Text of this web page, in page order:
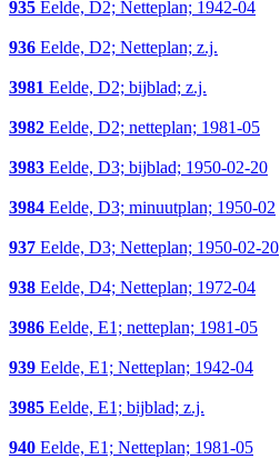
935 Eelde, D2; Netteplan; 1942-04
936 Eelde, D2; Netteplan; z.j.
3981 Eelde, D2; bijblad; z.j.
3982 Eelde, D2; netteplan; 1981-05
3983 Eelde, D3; bijblad; 1950-02-20
3984 Eelde, D3; minuutplan; 1950-02
937 Eelde, D3; Netteplan; 1950-02-20
938 Eelde, D4; Netteplan; 1972-04
3986 Eelde, E1; netteplan; 1981-05
939 Eelde, E1; Netteplan; 1942-04
3985 Eelde, E1; bijblad; z.j.
940 Eelde, E1; Netteplan; 1981-05